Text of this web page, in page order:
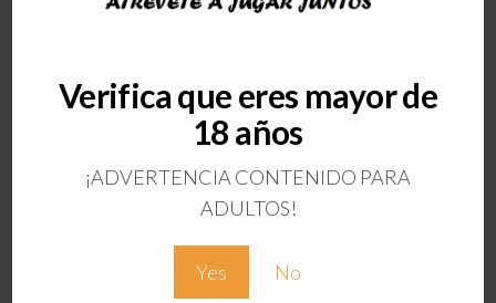
Verifica que eres mayor de
18 años
¡ADVERTENCIA CONTENIDO PARA
ADULTOS!
Yes No
ANTERIOR
MATCH VIBRADOR
Deja una respuesta
Tu dirección de correo electrónico no será
Los campos obligatorios están